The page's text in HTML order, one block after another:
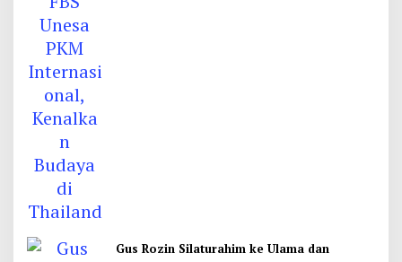
Gus Rozin Silaturahim ke Ulama dan